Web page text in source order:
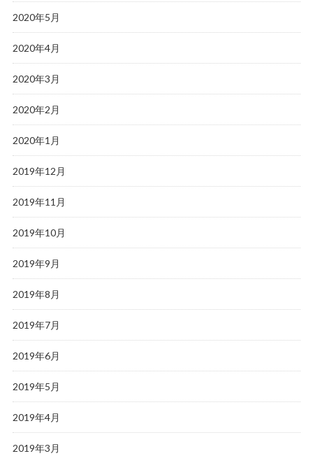
2020年5月
2020年4月
2020年3月
2020年2月
2020年1月
2019年12月
2019年11月
2019年10月
2019年9月
2019年8月
2019年7月
2019年6月
2019年5月
2019年4月
2019年3月